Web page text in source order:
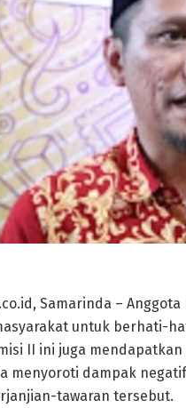
Samarinda –
untuk berhati-
II ini juga
menyoroti dampak
tawaran tersebut.